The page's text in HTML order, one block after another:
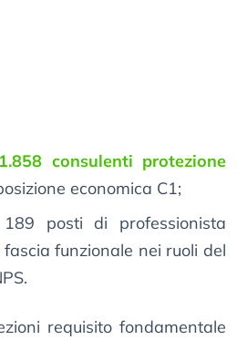
1.858 consulenti protezione
economica C1;
posti di professionista
funzionale nei ruoli del
requisito fondamentale